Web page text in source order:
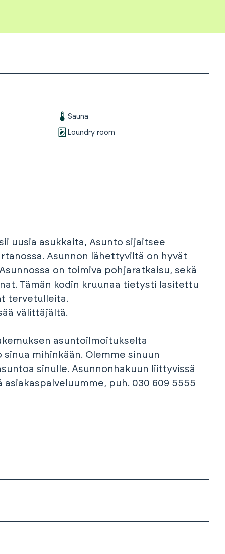
Sauna
Loundry room
uusia asukkaita, Asunto sijaitsee
Asunnon lähettyviltä on hyvät
on toimiva pohjaratkaisu, sekä
Tämän kodin kruunaa tietysti lasitettu
tervetulleita.
välittäjältä.
asuntoilmoitukselta
mihinkään. Olemme sinuun
sinulle. Asunnonhakuun liittyvissä
puh. 030 609 5555